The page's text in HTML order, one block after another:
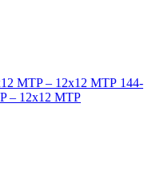
144-
– 12x12 MTP